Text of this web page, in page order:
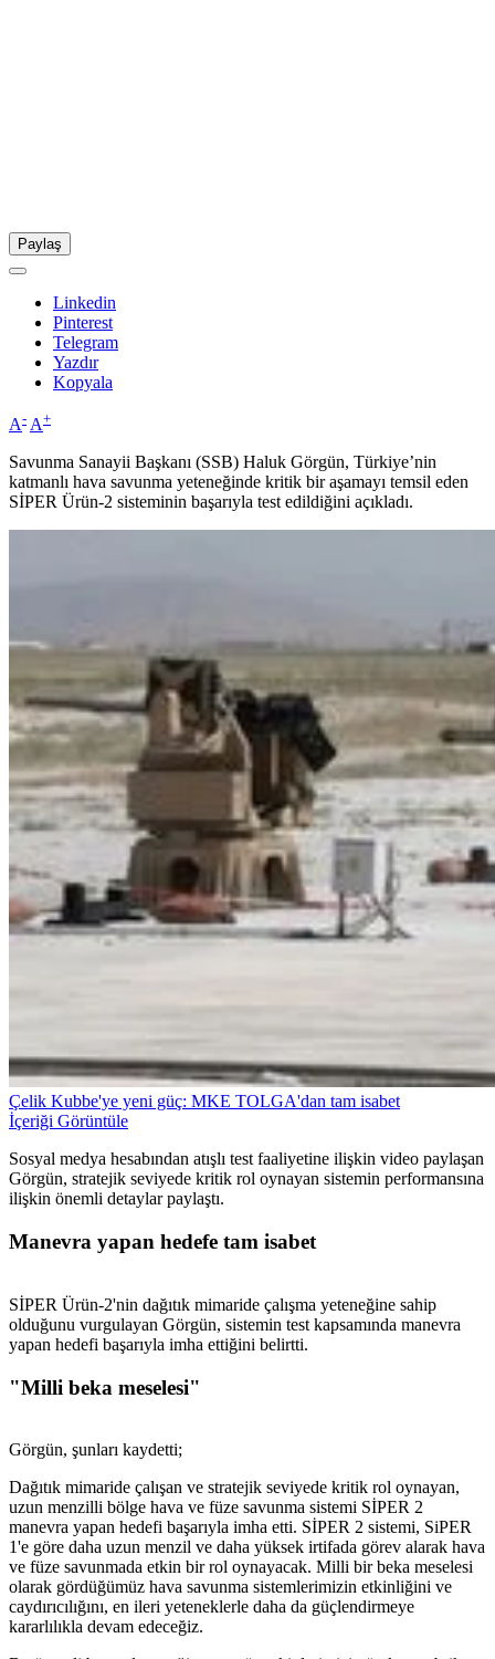
Paylaş
Linkedin
Pinterest
Telegram
Yazdır
Kopyala
A- A+
Savunma Sanayii Başkanı (SSB) Haluk Görgün, Türkiye’nin
katmanlı hava savunma yeteneğinde kritik bir aşamayı temsil eden
SİPER Ürün-2 sisteminin başarıyla test edildiğini açıkladı.
Çelik Kubbe'ye yeni güç: MKE TOLGA'dan tam isabet
İçeriği Görüntüle
Sosyal medya hesabından atışlı test faaliyetine ilişkin video paylaşan
Görgün, stratejik seviyede kritik rol oynayan sistemin performansına
ilişkin önemli detaylar paylaştı.
Manevra yapan hedefe tam isabet
SİPER Ürün-2'nin dağıtık mimaride çalışma yeteneğine sahip
olduğunu vurgulayan Görgün, sistemin test kapsamında manevra
yapan hedefi başarıyla imha ettiğini belirtti.
"Milli beka meselesi"
Görgün, şunları kaydetti;
Dağıtık mimaride çalışan ve stratejik seviyede kritik rol oynayan,
uzun menzilli bölge hava ve füze savunma sistemi SİPER 2
manevra yapan hedefi başarıyla imha etti. SİPER 2 sistemi, SiPER
1'e göre daha uzun menzil ve daha yüksek irtifada görev alarak hava
ve füze savunmada etkin bir rol oynayacak. Milli bir beka meselesi
olarak gördüğümüz hava savunma sistemlerimizin etkinliğini ve
caydırıcılığını, en ileri yeteneklerle daha da güçlendirmeye
kararlılıkla devam edeceğiz.